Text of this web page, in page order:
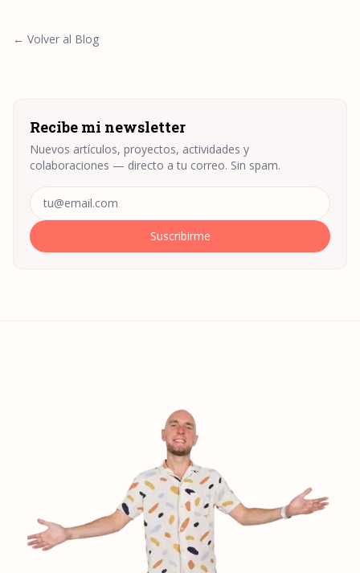
← Volver al Blog
Recibe mi newsletter
Nuevos artículos, proyectos, actividades y
colaboraciones — directo a tu correo. Sin spam.
Correo electrónico
Suscribirme